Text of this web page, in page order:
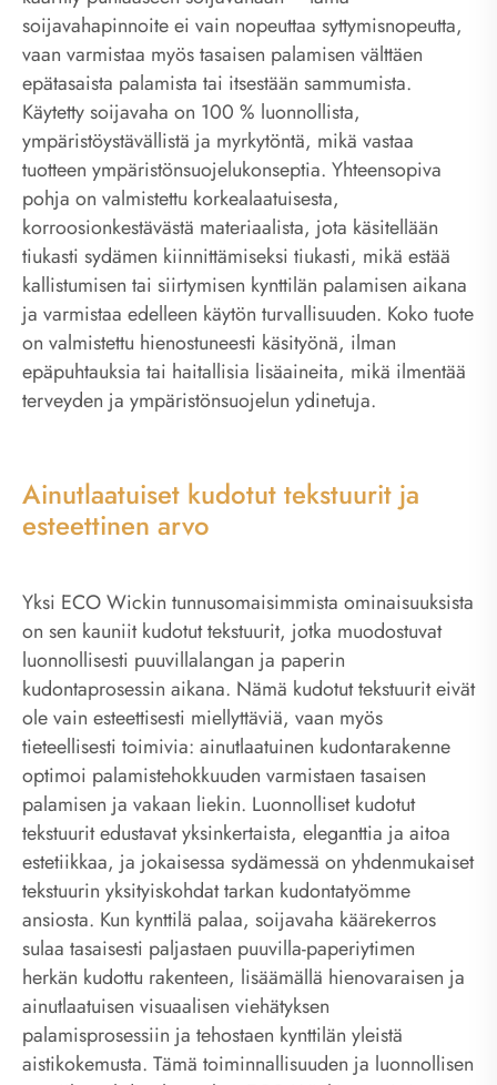
soijavahapinnoite ei vain nopeuttaa syttymisnopeutta,
vaan varmistaa myös tasaisen palamisen välttäen
epätasaista palamista tai itsestään sammumista.
Käytetty soijavaha on 100 % luonnollista,
ympäristöystävällistä ja myrkytöntä, mikä vastaa
tuotteen ympäristönsuojelukonseptia. Yhteensopiva
pohja on valmistettu korkealaatuisesta,
korroosionkestävästä materiaalista, jota käsitellään
tiukasti sydämen kiinnittämiseksi tiukasti, mikä estää
kallistumisen tai siirtymisen kynttilän palamisen aikana
ja varmistaa edelleen käytön turvallisuuden. Koko tuote
on valmistettu hienostuneesti käsityönä, ilman
epäpuhtauksia tai haitallisia lisäaineita, mikä ilmentää
terveyden ja ympäristönsuojelun ydinetuja.
Ainutlaatuiset kudotut tekstuurit ja
esteettinen arvo
Yksi ECO Wickin tunnusomaisimmista ominaisuuksista
on sen kauniit kudotut tekstuurit, jotka muodostuvat
luonnollisesti puuvillalangan ja paperin
kudontaprosessin aikana. Nämä kudotut tekstuurit eivät
ole vain esteettisesti miellyttäviä, vaan myös
tieteellisesti toimivia: ainutlaatuinen kudontarakenne
optimoi palamistehokkuuden varmistaen tasaisen
palamisen ja vakaan liekin. Luonnolliset kudotut
tekstuurit edustavat yksinkertaista, eleganttia ja aitoa
estetiikkaa, ja jokaisessa sydämessä on yhdenmukaiset
tekstuurin yksityiskohdat tarkan kudontatyömme
ansiosta. Kun kynttilä palaa, soijavaha käärekerros
sulaa tasaisesti paljastaen puuvilla-paperiytimen
herkän kudottu rakenteen, lisäämällä hienovaraisen ja
ainutlaatuisen visuaalisen viehätyksen
palamisprosessiin ja tehostaen kynttilän yleistä
aistikokemusta. Tämä toiminnallisuuden ja luonnollisen